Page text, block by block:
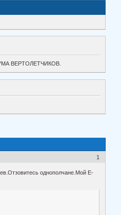
ВЕРТОЛЕТЧИКОВ.
1
однополчане.Мой E-